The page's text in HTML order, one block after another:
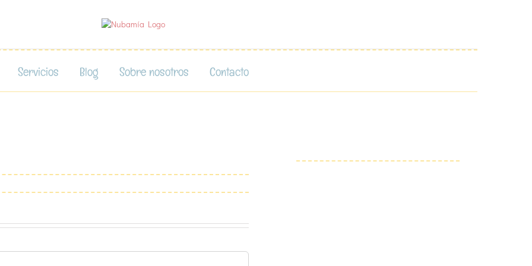
Servicios Blog Sobre nosotros Contacto